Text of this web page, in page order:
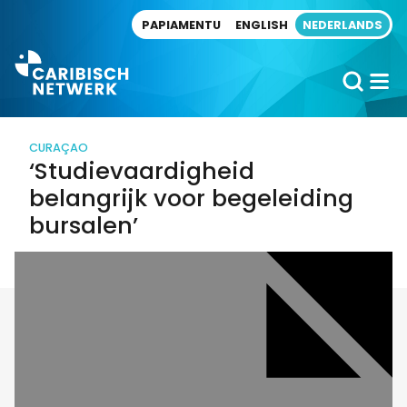
PAPIAMENTU ENGLISH NEDERLANDS
CURAÇAO
‘Studievaardigheid
belangrijk voor begeleiding
bursalen’